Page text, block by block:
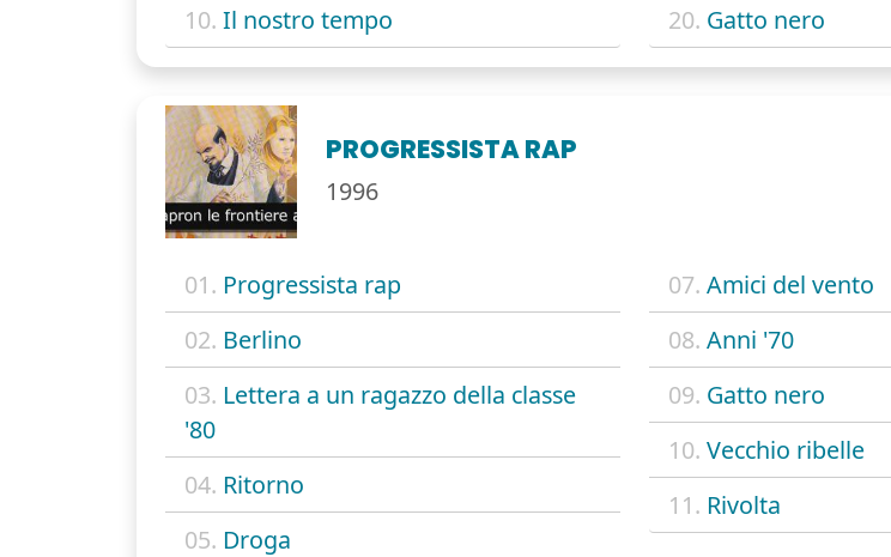
10. Il nostro tempo
20. Gatto nero
PROGRESSISTA RAP
1996
01. Progressista rap
02. Berlino
03. Lettera a un ragazzo della classe
'80
04. Ritorno
05. Droga
07. Amici del vento
08. Anni '70
09. Gatto nero
10. Vecchio ribelle
11. Rivolta